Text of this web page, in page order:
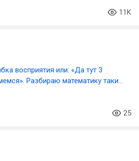
11K
восприятия или: «Да тут 3
Разбираю математику таких
25